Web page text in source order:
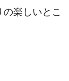
楽しいとこ